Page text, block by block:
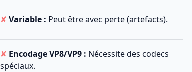
✘ Variable : Peut être avec perte (artefacts).
✘ Encodage VP8/VP9 : Nécessite des codecs
spéciaux.